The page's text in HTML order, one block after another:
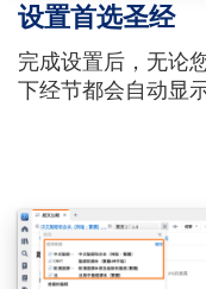
设置首选圣经
完成设置后，无论
下经节都会自动显